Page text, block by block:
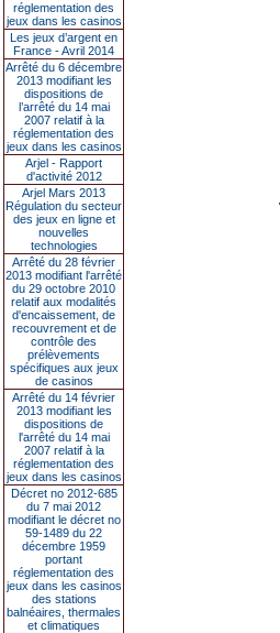
réglementation des
jeux dans les casinos
Les jeux d’argent en
France - Avril 2014
Arrêté du 6 décembre
2013 modifiant les
dispositions de
l’arrêté du 14 mai
2007 relatif à la
réglementation des
jeux dans les casinos
Arjel - Rapport
d'activité 2012
Arjel Mars 2013
Régulation du secteur
des jeux en ligne et
nouvelles
technologies
Arrêté du 28 février
2013 modifiant l'arrêté
du 29 octobre 2010
relatif aux modalités
d'encaissement, de
recouvrement et de
contrôle des
prélèvements
spécifiques aux jeux
de casinos
Arrêté du 14 février
2013 modifiant les
dispositions de
l'arrêté du 14 mai
2007 relatif à la
réglementation des
jeux dans les casinos
Décret no 2012-685
du 7 mai 2012
modifiant le décret no
59-1489 du 22
décembre 1959
portant
réglementation des
jeux dans les casinos
des stations
balnéaires, thermales
et climatiques